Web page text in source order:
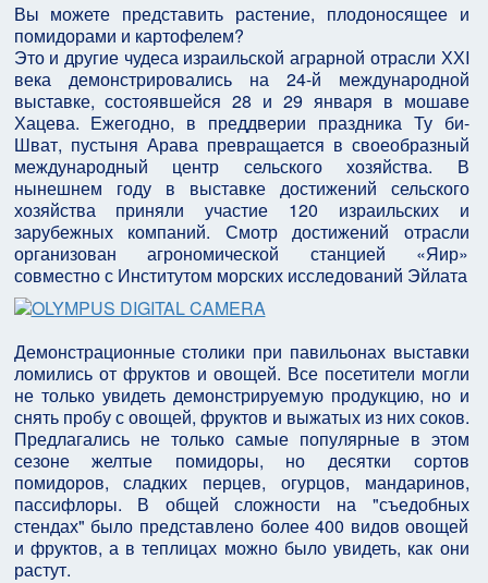
Вы можете представить растение, плодоносящее и
помидорами и картофелем?
Это и другие чудеса израильской аграрной отрасли ХХI
века демонстрировались на 24-й международной
выставке, состоявшейся 28 и 29 января в мошаве
Хацева. Ежегодно, в преддверии праздника Ту би-
Шват, пустыня Арава превращается в своеобразный
международный центр сельского хозяйства. В
нынешнем году в выставке достижений сельского
хозяйства приняли участие 120 израильских и
зарубежных компаний. Смотр достижений отрасли
организован агрономической станцией «Яир»
совместно с Институтом морских исследований Эйлата
Демонстрационные столики при павильонах выставки
ломились от фруктов и овощей. Все посетители могли
не только увидеть демонстрируемую продукцию, но и
снять пробу с овощей, фруктов и выжатых из них соков.
Предлагались не только самые популярные в этом
сезоне желтые помидоры, но десятки сортов
помидоров, сладких перцев, огурцов, мандаринов,
пассифлоры. В общей сложности на "съедобных
стендах" было представлено более 400 видов овощей
и фруктов, а в теплицах можно было увидеть, как они
растут.